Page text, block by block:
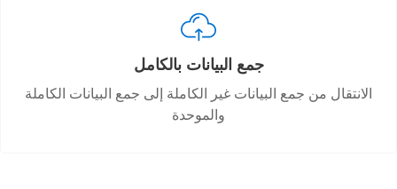
جمع البيانات بالكامل
الانتقال من جمع البيانات غير الكاملة إلى جمع البيانات الكاملة
والموحدة